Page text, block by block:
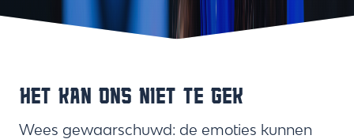
HET KAN ONS NIET TE GEK
Wees gewaarschuwd: de emoties kunnen